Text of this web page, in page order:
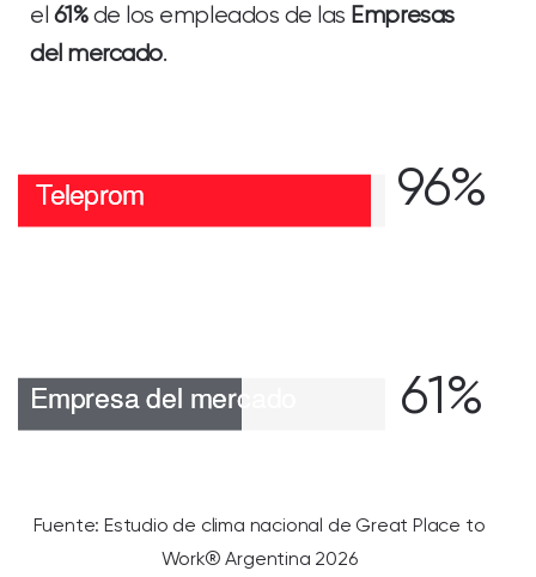
el 61%de los empleados de las Empresas
del mercado.
96%
61%
Fuente: Estudio de clima nacional de Great Place to
Work® Argentina 2026